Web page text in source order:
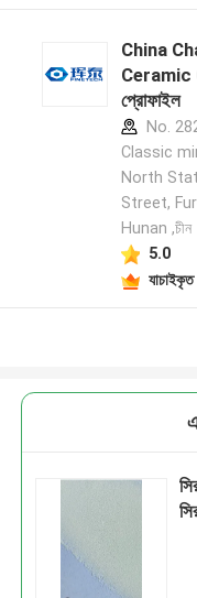
China
Ceramic
প্রোফাইল
No.
Classic
North
Street,
Hunan ,চীন
5.0
যাচাইকৃত